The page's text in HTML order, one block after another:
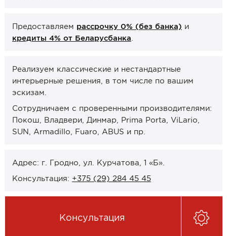
Кредиты 4% от Беларусбанка
Карты рассрочек
О компании
Отзывы
ЗАКАЗАТЬ КОНСУЛЬТАЦИЮ
Предоставляем рассрочку 0% (без банка) и
кредиты 4% от Беларусбанка
Реализуем классические и нестандартные
интерьерные решения, в том числе по вашим
эскизам.
Сотрудничаем с проверенными производителями:
Покош, Владвери, Динмар, Prima Porta, ViLario,
SUN, Armadillo, Fuaro, ABUS и пр.
Адрес: г. Гродно, ул. Курчатова, 1 «Б».
Консультация: +375 (29) 284 45 45
Консультация